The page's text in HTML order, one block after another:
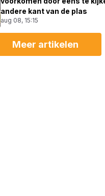
andere kant van de plas
aug 08, 15:15
Meer artikelen